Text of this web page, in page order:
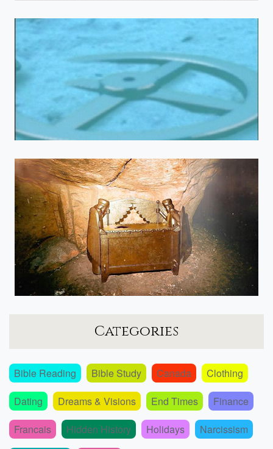
Categories
Bible Reading Bible Study Canada
Clothing
Dating
Dreams & Visions End Times
Finance
Francais
Hidden History Holidays
Narcissism